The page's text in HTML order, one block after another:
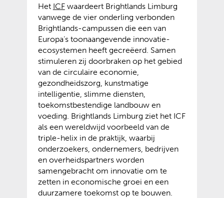
Het ICF(
v
e
r
w
i
j
s
t
n
a
a
r
e
e
n
a
n
(
o
p
e
n
t
e
x
t
e
r
n
e
w
e
b
s
i
waardeert Brightlands Limburg
vanwege de vier onderling verbonden
Brightlands-campussen die een van
Europa’s toonaangevende innovatie-
ecosystemen heeft gecreëerd. Samen
stimuleren zij doorbraken op het gebied
van de circulaire economie,
gezondheidszorg, kunstmatige
intelligentie, slimme diensten,
toekomstbestendige landbouw en
voeding. Brightlands Limburg ziet het ICF
als een wereldwijd voorbeeld van de
triple-helix in de praktijk, waarbij
onderzoekers, ondernemers, bedrijven
en overheidspartners worden
samengebracht om innovatie om te
zetten in economische groei en een
duurzamere toekomst op te bouwen.